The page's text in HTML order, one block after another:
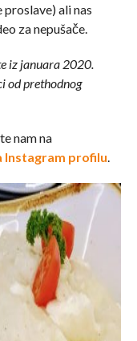
ali nas
za nepušače.
iz januara 2020.
od prethodnog
nam na
Instagram profilu